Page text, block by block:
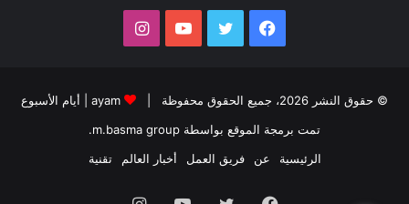
فيسبوك تويتر يوتيوبانستقرام
© حقوق النشر 2026، جميع الحقوق محفوظة | ayam
أيام الأسبوع
تمت برمجة الموقع بواسطة m.basma group
.
الرئيسية
عن فريق العمل أخبار العالم تقنية